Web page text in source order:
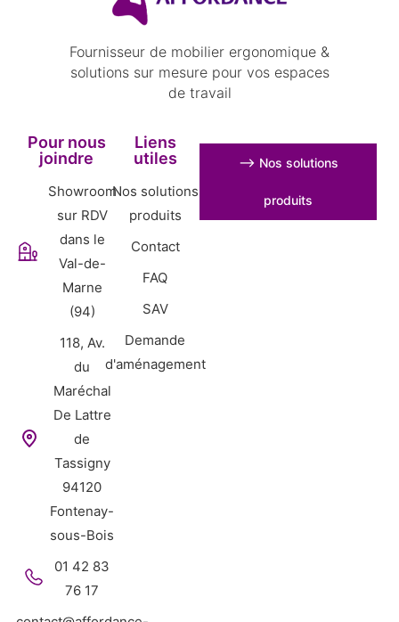
Fournisseur de mobilier ergonomique &
solutions sur mesure pour vos espaces
de travail
Pour nous
joindre
Showroom
sur RDV
dans le
Val-de-
Marne
(94)
118, Av.
du
Maréchal
De Lattre
de
Tassigny
94120
Fontenay-
sous-Bois
01 42 83
76 17
Liens
utiles
Nos solutions
produits
Contact
FAQ
SAV
Demande
d'aménagement
⟶ Nos solutions
produits